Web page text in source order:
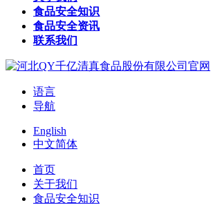
食品安全知识
食品安全资讯
联系我们
语言
导航
English
中文简体
首页
关于我们
食品安全知识